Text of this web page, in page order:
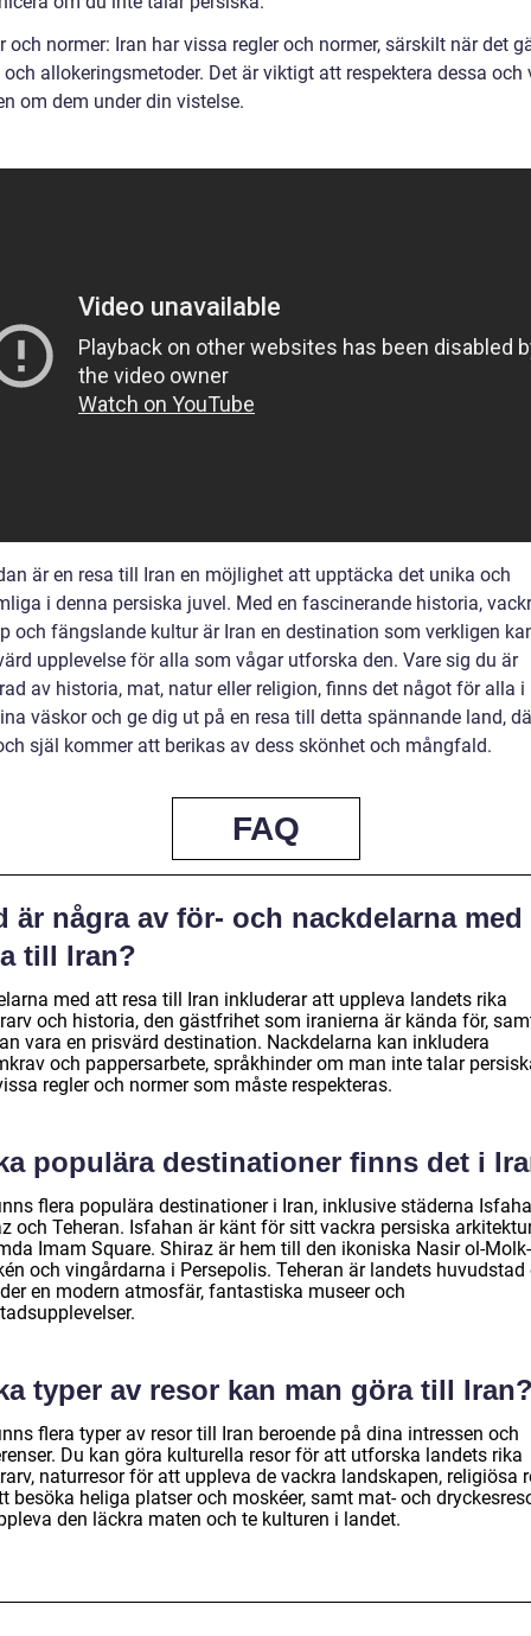
och normer: Iran har vissa regler och normer, särskilt när det
allokeringsmetoder. Det är viktigt att respektera dessa och
om dem under din vistelse.
är en resa till Iran en möjlighet att upptäcka det unika och
i denna persiska juvel. Med en fascinerande historia,
och fängslande kultur är Iran en destination som verkligen
upplevelse för alla som vågar utforska den. Vare sig du är
av historia, mat, natur eller religion, finns det något för alla i
väskor och ge dig ut på en resa till detta spännande land,
själ kommer att berikas av dess skönhet och mångfald.
FAQ
är några av för- och nackdelarna med
till Iran?
med att resa till Iran inkluderar att uppleva landets rika
och historia, den gästfrihet som iranierna är kända för,
vara en prisvärd destination. Nackdelarna kan inkludera
och pappersarbete, språkhinder om man inte talar
regler och normer som måste respekteras.
populära destinationer finns det i
flera populära destinationer i Iran, inklusive städerna
och Teheran. Isfahan är känt för sitt vackra persiska
Imam Square. Shiraz är hem till den ikoniska Nasir ol-Molk-
och vingårdarna i Persepolis. Teheran är landets huvudstad
en modern atmosfär, fantastiska museer och
typer av resor kan man göra till
flera typer av resor till Iran beroende på dina intressen och
Du kan göra kulturella resor för att utforska landets rika
naturresor för att uppleva de vackra landskapen, religiösa
besöka heliga platser och moskéer, samt mat- och
den läckra maten och te kulturen i landet.